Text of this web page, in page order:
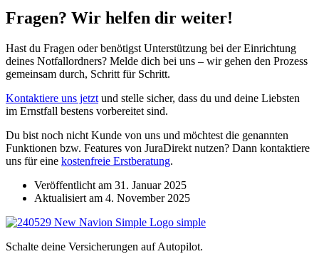
Fragen? Wir helfen dir weiter!
Hast du Fragen oder benötigst Unterstützung bei der Einrichtung
deines Notfallordners? Melde dich bei uns – wir gehen den Prozess
gemeinsam durch, Schritt für Schritt.
Kontaktiere uns jetzt und stelle sicher, dass du und deine Liebsten
im Ernstfall bestens vorbereitet sind.
Du bist noch nicht Kunde von uns und möchtest die genannten
Funktionen bzw. Features von JuraDirekt nutzen? Dann kontaktiere
uns für eine kostenfreie Erstberatung.
Veröffentlicht am 31. Januar 2025
Aktualisiert am 4. November 2025
Schalte deine Versicherungen auf Autopilot.